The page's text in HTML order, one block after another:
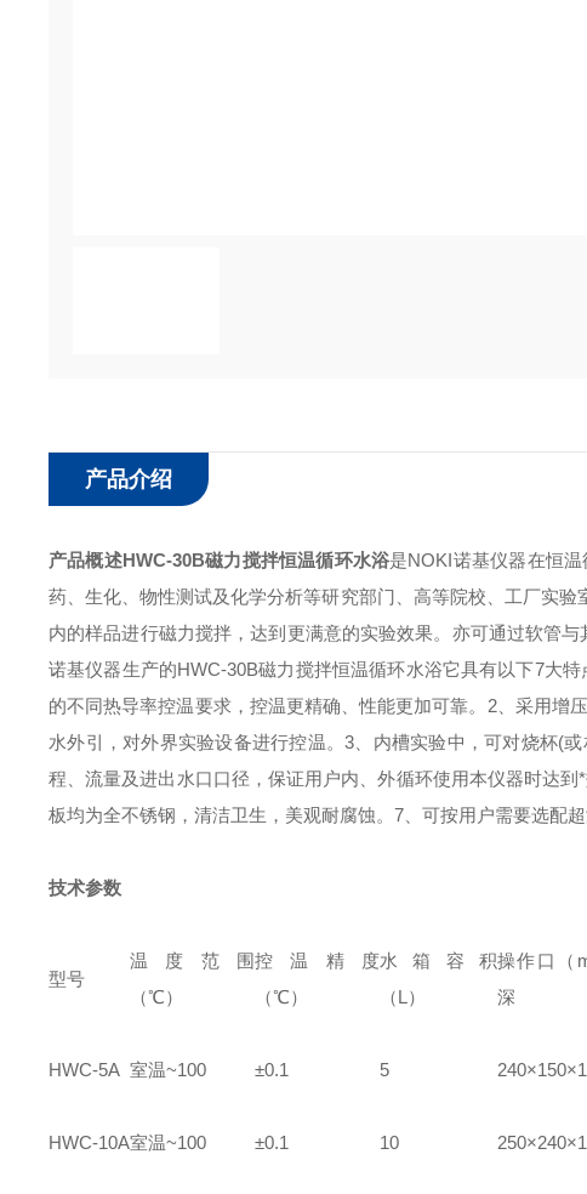
产品介绍
产品概述HWC-30B磁力搅拌恒温循环水浴是NOKI诺基仪器在恒
药、生化、物性测试及化学分析等研究部门、高等院校、工厂实
内的样品进行磁力搅拌，达到更满意的实验效果。亦可通过软管
诺基仪器生产的HWC-30B磁力搅拌恒温循环水浴它具有以下7大特
的不同热导率控温要求，控温更精确、性能更加可靠。 2、采用增
水外引，对外界实验设备进行控温。3、内槽实验中，可对烧杯(
程、流量及进出水口口径，保证用户内、外循环使用本仪器时达到*
板均为全不锈钢，清洁卫生，美观耐腐蚀。 7、可按用户需要选配
技术参数
型号
温度范围
（℃）
控温精度
（℃）
水箱容积
（L）
操作口（
深
HWC-5A 室温~100 ±0.1 5
HWC-10A室温~100 ±0.1 10